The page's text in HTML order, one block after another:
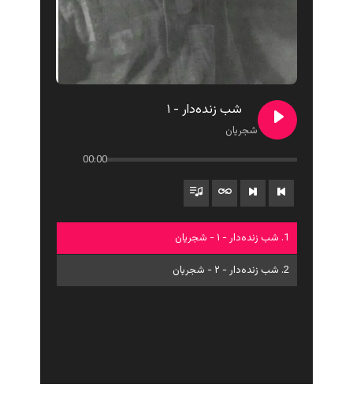
شب زنده‌دار - ۱
شجریان
00:00
1. شب زنده‌دار - ۱ - شجریان
2. شب زنده‌دار - ۲ - شجریان